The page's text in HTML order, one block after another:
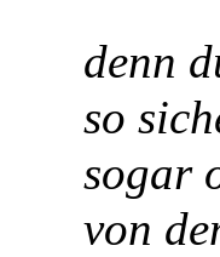
denn
so
sogar
von